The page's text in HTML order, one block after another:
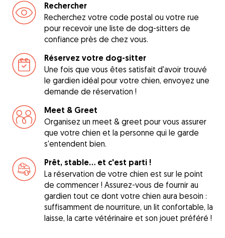
Rechercher
Recherchez votre code postal ou votre rue
pour recevoir une liste de dog-sitters de
confiance près de chez vous.
Réservez votre dog-sitter
Une fois que vous êtes satisfait d'avoir trouvé
le gardien idéal pour votre chien, envoyez une
demande de réservation !
Meet & Greet
Organisez un meet & greet pour vous assurer
que votre chien et la personne qui le garde
s'entendent bien.
Prêt, stable... et c'est parti !
La réservation de votre chien est sur le point
de commencer ! Assurez-vous de fournir au
gardien tout ce dont votre chien aura besoin :
suffisamment de nourriture, un lit confortable, la
laisse, la carte vétérinaire et son jouet préféré !